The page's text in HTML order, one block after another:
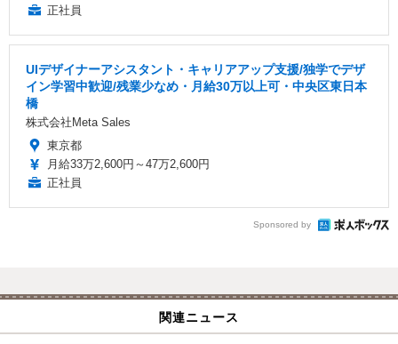
正社員
UIデザイナーアシスタント・キャリアアップ支援/独学でデザ
イン学習中歓迎/残業少なめ・月給30万以上可・中央区東日本
橋
株式会社Meta Sales
東京都
月給33万2,600円～47万2,600円
正社員
Sponsored by
関連ニュース